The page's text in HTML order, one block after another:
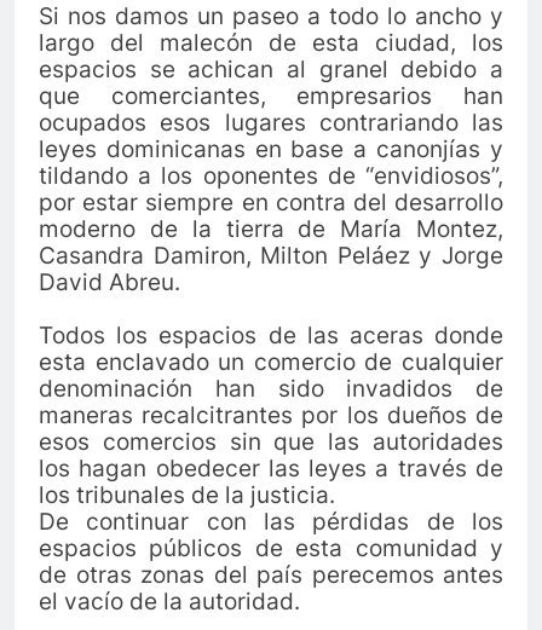
Si nos damos un paseo a todo lo ancho y
largo del malecón de esta ciudad, los
espacios se achican al granel debido a
que comerciantes, empresarios han
ocupados esos lugares contrariando las
leyes dominicanas en base a canonjías y
tildando a los oponentes de “envidiosos”,
por estar siempre en contra del desarrollo
moderno de la tierra de María Montez,
Casandra Damiron, Milton Peláez y Jorge
David Abreu.
Todos los espacios de las aceras donde
esta enclavado un comercio de cualquier
denominación han sido invadidos de
maneras recalcitrantes por los dueños de
esos comercios sin que las autoridades
los hagan obedecer las leyes a través de
los tribunales de la justicia.
De continuar con las pérdidas de los
espacios públicos de esta comunidad y
de otras zonas del país perecemos antes
el vacío de la autoridad.